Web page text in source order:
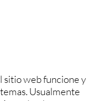
sitio web funcione y
Usualmente